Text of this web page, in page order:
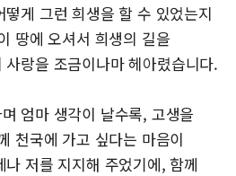
게 그런 희생을 할 수 있었는지
땅에 오셔서 희생의 길을
랑을 조금이나마 헤아렸습니다.
엄마 생각이 날수록, 고생을
천국에 가고 싶다는 마음이
저를 지지해 주었기에, 함께